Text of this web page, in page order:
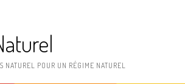
NATUREL POUR UN RÉGIME NATUREL